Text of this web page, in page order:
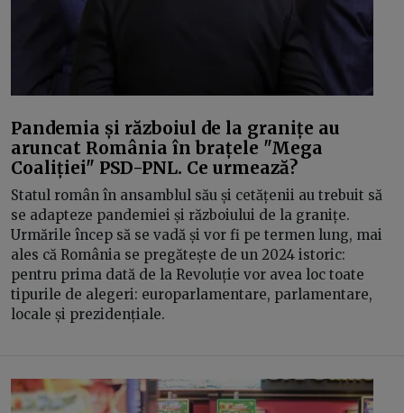
Pandemia și războiul de la granițe au
aruncat România în brațele "Mega
Coaliției" PSD-PNL. Ce urmează?
Statul român în ansamblul său și cetățenii au trebuit să
se adapteze pandemiei și războiului de la granițe.
Urmările încep să se vadă și vor fi pe termen lung, mai
ales că România se pregătește de un 2024 istoric:
pentru prima dată de la Revoluție vor avea loc toate
tipurile de alegeri: europarlamentare, parlamentare,
locale și prezidențiale.